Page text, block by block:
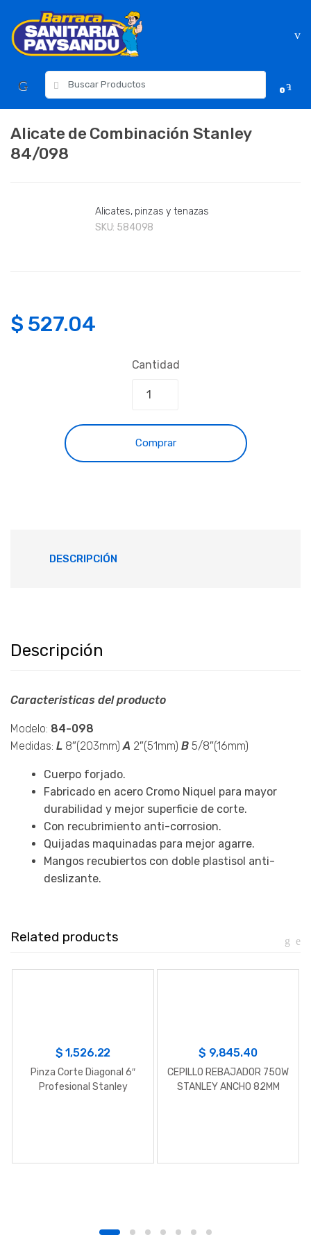
navigation
content
para:
0
Alicate de Combinación Stanley
84/098
Alicates, pinzas y tenazas
SKU: 584098
$ 527.04
Cantidad
Comprar
DESCRIPCIÓN
Descripción
Caracteristicas del producto
Modelo: 84-098
Medidas: L 8″(203mm)A 2″(51mm) B 5/8″(16mm)
Cuerpo forjado.
Fabricado en acero Cromo Niquel para mayor
durabilidad y mejor superficie de corte.
Con recubrimiento anti-corrosion.
Quijadas maquinadas para mejor agarre.
Mangos recubiertos con doble plastisol anti-
deslizante.
Related products
$1,526.22
Pinza Corte Diagonal 6″
Profesional Stanley
$ 9,845.40
CEPILLO REBAJADOR 750W
STANLEY ANCHO 82MM